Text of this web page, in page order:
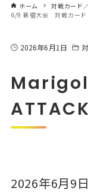
ホーム 対戦カード
6/9 新宿大会 対戦カード
2026年6月1日
2026年6月9